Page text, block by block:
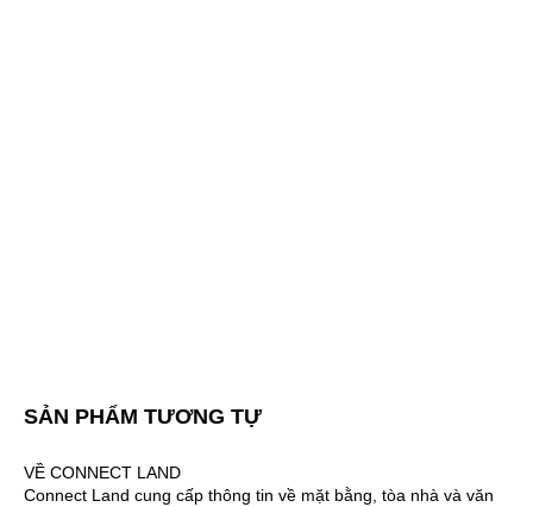
SẢN PHẨM TƯƠNG TỰ
VỀ CONNECT LAND
Connect Land cung cấp thông tin về mặt bằng, tòa nhà và văn